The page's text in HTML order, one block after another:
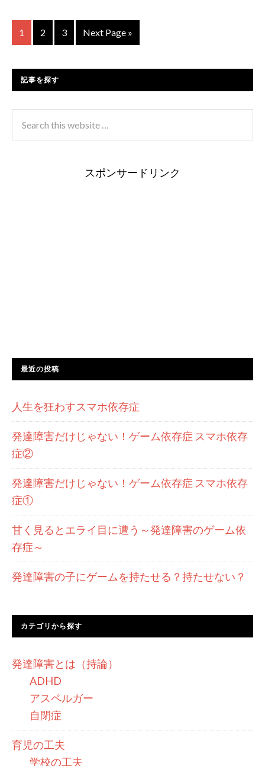
1 2 3 Next Page »
記事を探す
スポンサードリンク
最近の投稿
人生を狂わすスマホ依存症
発達障害だけじゃない！ゲーム依存症 スマホ依存
症②
発達障害だけじゃない！ゲーム依存症 スマホ依存
症①
甘く見るとエライ目に遭う～発達障害のゲーム依
存症～
発達障害の子にゲームを持たせる？持たせない？
カテゴリから探す
発達障害とは（持論）
ADHD
アスペルガー
自閉症
育児の工夫
学校の工夫